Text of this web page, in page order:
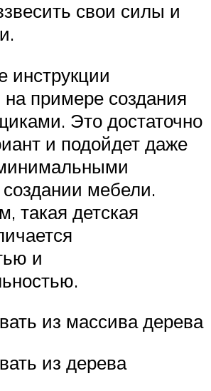
свои силы и
примере создания
Это достаточно
и подойдет даже
мебели.
такая детская
и
из массива дерева
из дерева